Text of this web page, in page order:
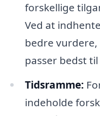
forskellige
Ved at
bedre
passer bedst
Tidsramme:
indeholde